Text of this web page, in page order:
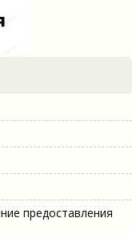
предоставления